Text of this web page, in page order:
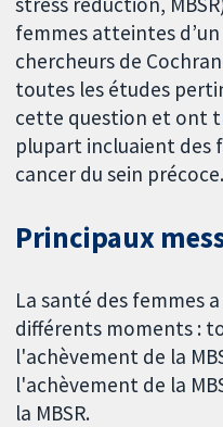
femmes atteintes
chercheurs de
toutes les études
cette question et ont
plupart incluaient des
cancer du sein précoce.
Principaux
La santé des femmes
différents moments :
l'achèvement de la
l'achèvement de la
la MBSR.